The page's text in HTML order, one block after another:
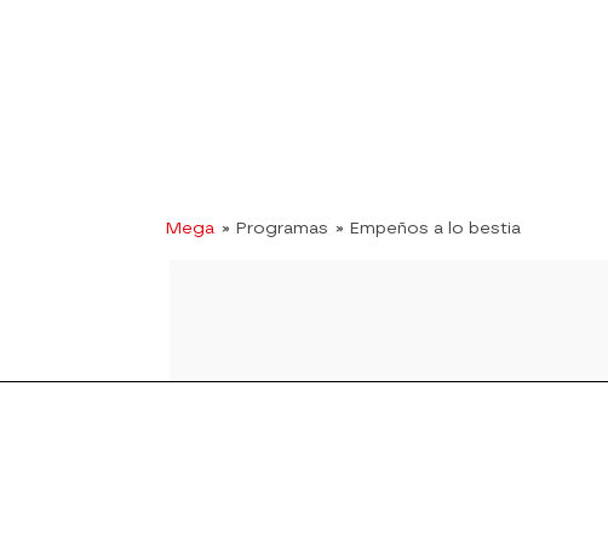
Mega » Programas » Empeños a lo bestia